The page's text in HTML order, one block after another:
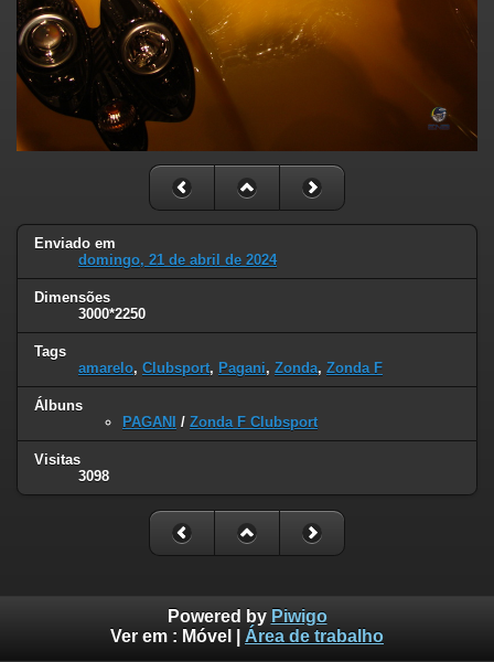
Enviado em
domingo, 21 de abril de 2024
Dimensões
3000*2250
Tags
amarelo, Clubsport, Pagani, Zonda, Zonda F
Álbuns
PAGANI
/ Zonda F Clubsport
Visitas
3098
Powered by Piwigo
Ver em : Móvel Área de trabalho